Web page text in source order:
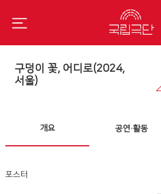
구덩이 꽃, 어디로(2024,
서울)
개요 공연·활동
포스터